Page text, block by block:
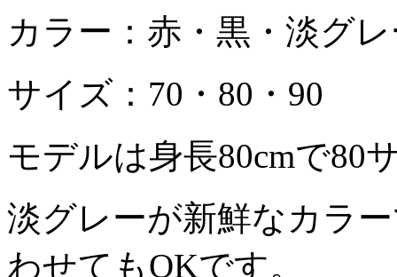
カラー：赤・黒・淡グ
サイズ：70・80・90
モデルは身長80cmで80
淡グレーが新鮮なカラ
わせてもOKです。